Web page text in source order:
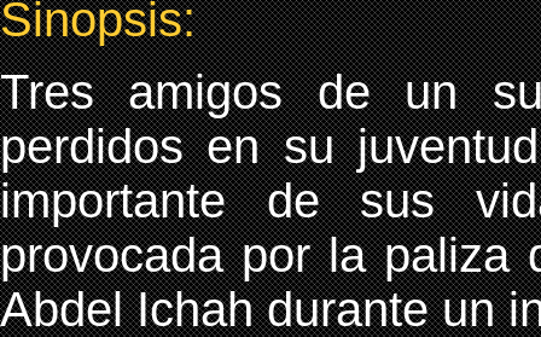
Sinopsis:
Tres amigos de un
perdidos en su
importante de sus
provocada por la paliza
Abdel Ichah durante un